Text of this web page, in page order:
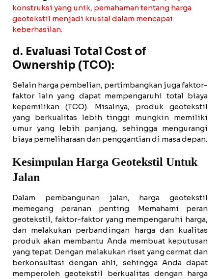
konstruksi yang unik, pemahaman tentang harga
geotekstil menjadi krusial dalam mencapai
keberhasilan.
d. Evaluasi Total Cost of
Ownership (TCO):
Selain harga pembelian, pertimbangkan juga faktor-
faktor lain yang dapat mempengaruhi total biaya
kepemilikan (TCO). Misalnya, produk geotekstil
yang berkualitas lebih tinggi mungkin memiliki
umur yang lebih panjang, sehingga mengurangi
biaya pemeliharaan dan penggantian di masa depan.
Kesimpulan Harga Geotekstil Untuk
Jalan
Dalam pembangunan jalan, harga geotekstil
memegang peranan penting. Memahami peran
geotekstil, faktor-faktor yang mempengaruhi harga,
dan melakukan perbandingan harga dan kualitas
produk akan membantu Anda membuat keputusan
yang tepat. Dengan melakukan riset yang cermat dan
berkonsultasi dengan ahli, sehingga Anda dapat
memperoleh geotekstil berkualitas dengan harga